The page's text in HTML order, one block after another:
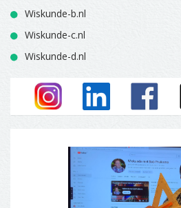
Wiskunde-b.nl
Wiskunde-c.nl
Wiskunde-d.nl